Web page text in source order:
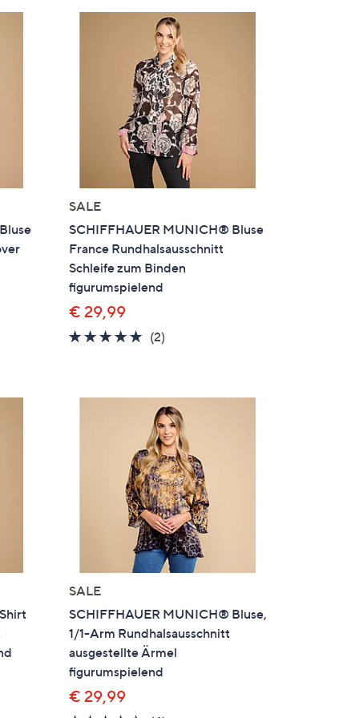
SALE
SCHIFFHAUER MUNICH® Bluse
France Rundhalsausschnitt
Schleife zum Binden
figurumspielend
€ 29,99
5.0
(2)
SALE
SCHIFFHAUER MUNICH® Bluse,
1/1-Arm Rundhalsausschnitt
ausgestellte Ärmel
figurumspielend
€ 29,99